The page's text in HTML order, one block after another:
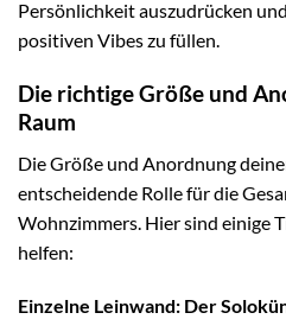
Persönlichkeit auszudrücken
positiven Vibes zu füllen.
Die richtige Größe und
Raum
Die Größe und Anordnung
entscheidende Rolle für die
Wohnzimmers. Hier sind einige
helfen:
Einzelne Leinwand: Der